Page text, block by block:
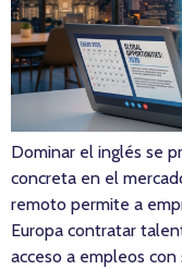
Dominar el inglés se
concreta en el
remoto permite a
Europa contratar
acceso a empleos